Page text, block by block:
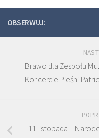
OBSERWUJ:
Brawo dla Zespołu
Koncercie Pieśni
11 listopada –